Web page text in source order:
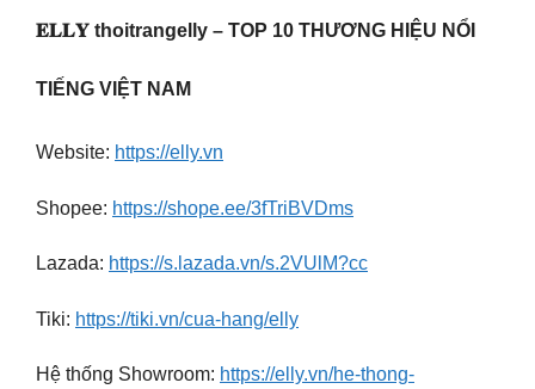
𝐄𝐋𝐋𝐘 thoitrangelly – TOP 10 THƯƠNG HIỆU NỔI
TIẾNG VIỆT NAM
Website: https://elly.vn
Shopee: https://shope.ee/3fTriBVDms
Lazada: https://s.lazada.vn/s.2VUlM?cc
Tiki: https://tiki.vn/cua-hang/elly
Hệ thống Showroom: https://elly.vn/he-thong-